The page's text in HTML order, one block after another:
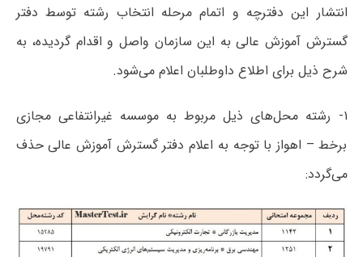
انتشار این دفترچه و اتمام مرحله انتخاب رشته توسط دفتر
گسترش آموزش عالی به این سازمان واصل و اقدام گردیده، به
شرح ذیل برای اطلاع داوطلبان اعلام می‌شود.
۱- رشته محل‌های ذیل مربوط به موسسه غیرانتفاعی مجازی
برخط – اهواز با توجه به اعلام دفتر گسترش آموزش عالی حذف
می‌گردد: